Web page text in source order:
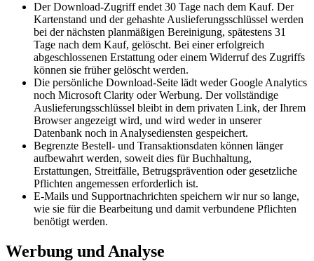
Der Download-Zugriff endet 30 Tage nach dem Kauf. Der
Kartenstand und der gehashte Auslieferungsschlüssel werden
bei der nächsten planmäßigen Bereinigung, spätestens 31
Tage nach dem Kauf, gelöscht. Bei einer erfolgreich
abgeschlossenen Erstattung oder einem Widerruf des Zugriffs
können sie früher gelöscht werden.
Die persönliche Download-Seite lädt weder Google Analytics
noch Microsoft Clarity oder Werbung. Der vollständige
Auslieferungsschlüssel bleibt in dem privaten Link, der Ihrem
Browser angezeigt wird, und wird weder in unserer
Datenbank noch in Analysediensten gespeichert.
Begrenzte Bestell- und Transaktionsdaten können länger
aufbewahrt werden, soweit dies für Buchhaltung,
Erstattungen, Streitfälle, Betrugsprävention oder gesetzliche
Pflichten angemessen erforderlich ist.
E-Mails und Supportnachrichten speichern wir nur so lange,
wie sie für die Bearbeitung und damit verbundene Pflichten
benötigt werden.
Werbung und Analyse